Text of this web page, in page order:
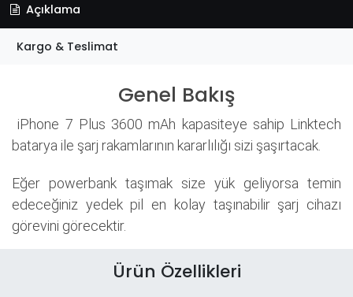
Açıklama
Kargo & Teslimat
Genel Bakış
iPhone 7 Plus 3600 mAh kapasiteye sahip Linktech
batarya ile şarj rakamlarının kararlılığı sizi şaşırtacak.
Eğer powerbank taşımak size yük geliyorsa temin
edeceğiniz yedek pil en kolay taşınabilir şarj cihazı
görevini görecektir.
Ürün Özellikleri